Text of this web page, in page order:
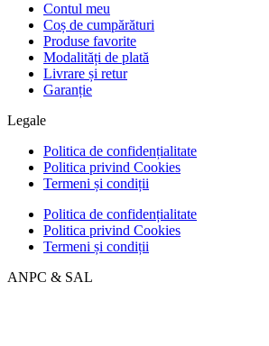
Contul meu
Coș de cumpărături
Produse favorite
Modalități de plată
Livrare și retur
Garanție
Legale
Politica de confidențialitate
Politica privind Cookies
Termeni și condiții
Politica de confidențialitate
Politica privind Cookies
Termeni și condiții
ANPC & SAL